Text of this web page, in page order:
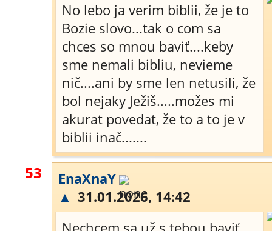
No lebo ja verim biblii, že je to
Bozie slovo...tak o com sa
chces so mnou baviť....keby
sme nemali bibliu, nevieme
nič....ani by sme len netusili, že
bol nejaky Ježiš.....možes mi
akurat povedat, že to a to je v
biblii inač.......
53
EnaXnaY
▲ 31.01.2026, 14:42
Nechcem sa už s tebou baviť